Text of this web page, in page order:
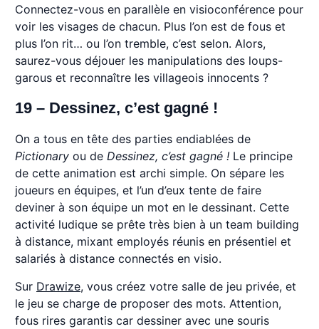
Connectez-vous en parallèle en visioconférence pour
voir les visages de chacun. Plus l’on est de fous et
plus l’on rit… ou l’on tremble, c’est selon. Alors,
saurez-vous déjouer les manipulations des loups-
garous et reconnaître les villageois innocents ?
19 – Dessinez, c’est gagné !
On a tous en tête des parties endiablées de
Pictionary ou de Dessinez, c’est gagné ! Le principe
de cette animation est archi simple. On sépare les
joueurs en équipes, et l’un d’eux tente de faire
deviner à son équipe un mot en le dessinant. Cette
activité ludique se prête très bien à un team building
à distance, mixant employés réunis en présentiel et
salariés à distance connectés en visio.
Sur Drawize, vous créez votre salle de jeu privée, et
le jeu se charge de proposer des mots. Attention,
fous rires garantis car dessiner avec une souris